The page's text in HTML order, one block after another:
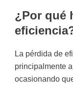
¿Por qué
La pérdida de
principalmente
ocasionando